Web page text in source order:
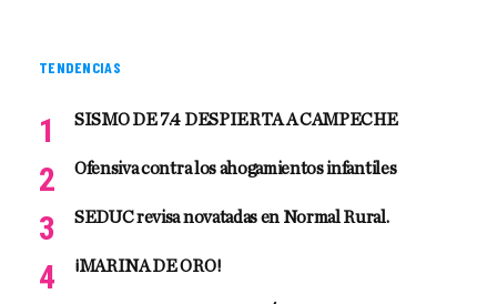
TENDENCIAS
SISMO DE 7.4 DESPIERTA A CAMPECHE
Ofensiva contra los ahogamientos infantiles
SEDUC revisa novatadas en Normal Rural.
¡MARINA DE ORO!